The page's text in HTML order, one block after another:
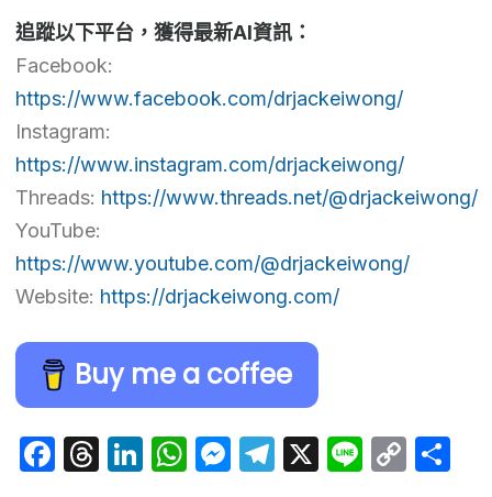
追蹤以下平台，獲得最新AI資訊：
Facebook:
https://www.facebook.com/drjackeiwong/
Instagram:
https://www.instagram.com/drjackeiwong/
Threads: https://www.threads.net/@drjackeiwong/
YouTube:
https://www.youtube.com/@drjackeiwong/
Website: https://drjackeiwong.com/
Buy me a coffee
Facebook
Threads
LinkedIn
WhatsApp
Messenger
Telegram
X LineCopy